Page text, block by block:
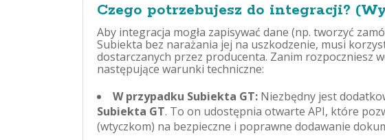
Czego potrzebujesz do integracji?
Aby integracja mogła zapisywać dane (np. tworzyć
Subiekta bez narażania jej na uszkodzenie, musi
dostarczanych przez producenta. Zanim rozpoczniesz
następujące warunki techniczne:
W przypadku Subiekta GT: Niezbędny jest
Subiekta GT. To on udostępnia otwarte API, które
(wtyczkom) na bezpieczne i poprawne dodawanie